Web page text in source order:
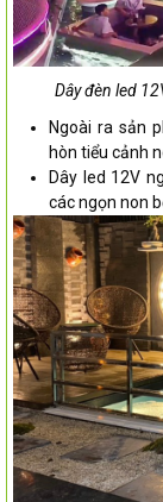
Dây đèn led
Ngoài ra sản
hòn tiểu cảnh
Dây led 12V
các ngọn non